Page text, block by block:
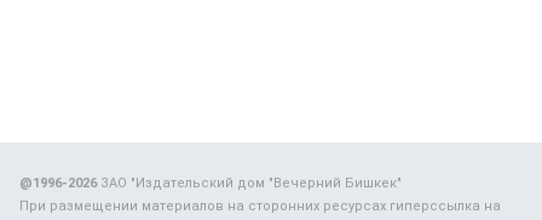
@1996-2026ЗАО "Издательский дом "Вечерний Бишкек"
При размещении материалов на сторонних ресурсах гиперссылка на